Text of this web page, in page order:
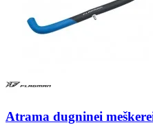
Atrama dugninei